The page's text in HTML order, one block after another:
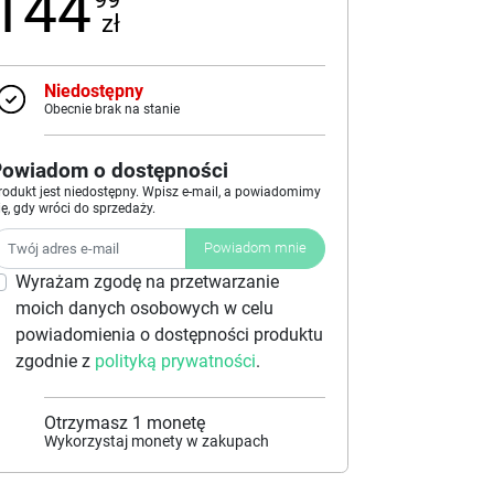
zł
Niedostępny
Obecnie brak na stanie
o dostępności
jest niedostępny. Wpisz e-mail, a powiadomimy
gdy wróci do sprzedaży.
Powiadom mnie
Wyrażam zgodę na przetwarzanie
moich danych osobowych w celu
powiadomienia o dostępności produktu
zgodnie z polityką prywatności.
Otrzymasz 1 monetę
Wykorzystaj monety w zakupach